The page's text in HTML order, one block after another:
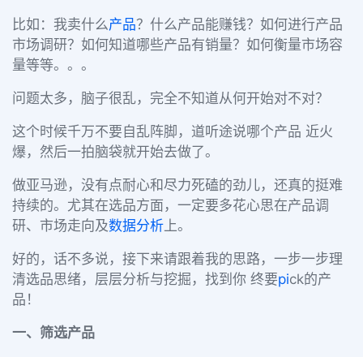
比如：我卖什么产品？什么产品能赚钱？如何进行产品
市场调研？如何知道哪些产品有销量？如何衡量市场容
量等等。。。
问题太多，脑子很乱，完全不知道从何开始对不对？
这个时候千万不要自乱阵脚，道听途说哪个产品 近火
爆，然后一拍脑袋就开始去做了。
做亚马逊，没有点耐心和尽力死磕的劲儿，还真的挺难
持续的。尤其在选品方面，一定要多花心思在产品调
研、市场走向及数据分析上。
好的，话不多说，接下来请跟着我的思路，一步一步理
清选品思绪，层层分析与挖掘，找到你 终要pick的产
品！
一、筛选产品